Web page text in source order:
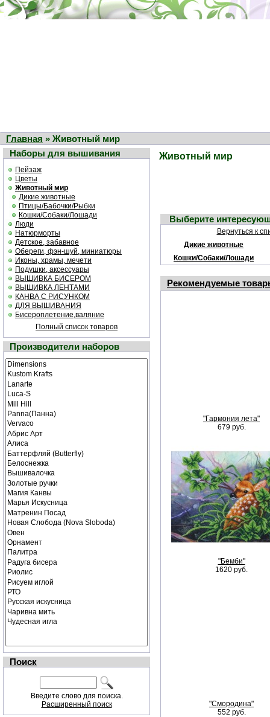
Главная » Животный мир
Наборы для вышивания
Пейзаж
Цветы
Животный мир
Дикие животные
Птицы/Бабочки/Рыбки
Кошки/Собаки/Лошади
Люди
Натюрморты
Детское, забавное
Обереги, фэн-шуй, миниатюры
Иконы, храмы, мечети
Подушки, аксессуары
ВЫШИВКА БИСЕРОМ
ВЫШИВКА ЛЕНТАМИ
КАНВА С РИСУНКОМ
ДЛЯ ВЫШИВАНИЯ
Бисероплетение,валяние
Полный список товаров
Производители наборов
Поиск
Введите слово для поиска.
Расширенный поиск
Животный мир
Выберите
Вернуться к
Дикие животные
Кошки/Собаки/Лошади
Рекомендуемые
"Гармония лета"
679 руб.
"Бемби"
1620 руб.
"Смородина"
552 руб.